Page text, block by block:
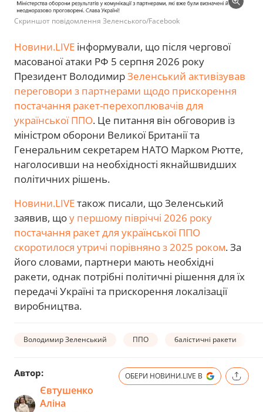
Скриншот повідомлення Зеленського/Facebook
Новини.LIVE інформували, що після чергової
масованої атаки РФ 5 серпня 2026 року
Президент ВолодимирЗеленський активізував
переговори з партнерами щодо прискорення
постачання ракет-перехоплювачів для
української ППО. Це питання він обговорив із
міністром оборони Великої Британії та
Генеральним секретарем НАТО Марком Рютте,
наголосивши на необхідності якнайшвидших
політичних рішень.
Новини.LIVEтакож писали, що Зеленський
заявив, щоу першому півріччі 2026 року
постачання ракет для української ППО
скоротилося утричі порівняно з 2025 роком. За
його словами, партнери мають необхідні
ракети, однак потрібні політичні рішення для їх
передачі Україні та прискорення локалізації
виробництва.
Володимир Зеленський ППО балістичні ракети
Автор:
Євтушенко
Аліна
ОБЕРИ НОВИНИ.LIVE В